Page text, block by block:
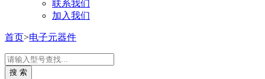
联系我们
加入我们
首页>电子元器件